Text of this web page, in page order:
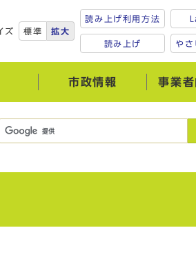
ズ 標準 拡大
読み上げ利用方法
読み上げ やさ
市政情報 事業